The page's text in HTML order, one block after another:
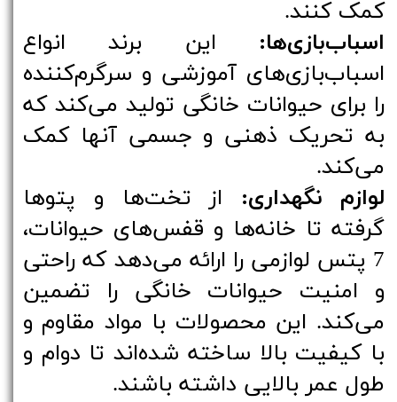
کمک کنند.
اسباب‌بازی‌ها: این برند انواع
اسباب‌بازی‌های آموزشی و سرگرم‌کننده
را برای حیوانات خانگی تولید می‌کند که
به تحریک ذهنی و جسمی آنها کمک
می‌کند.
لوازم نگهداری: از تخت‌ها و پتوها
گرفته تا خانه‌ها و قفس‌های حیوانات،
7 پتس لوازمی را ارائه می‌دهد که راحتی
و امنیت حیوانات خانگی را تضمین
می‌کند. این محصولات با مواد مقاوم و
با کیفیت بالا ساخته شده‌اند تا دوام و
طول عمر بالایی داشته باشند.